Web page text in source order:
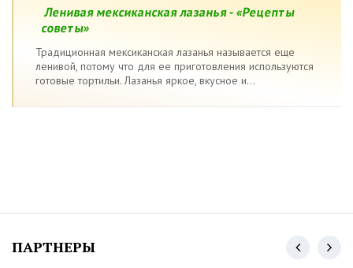
Ленивая мексиканская лазанья - «Рецепты
советы»
Традиционная мексиканская лазанья называется еще
ленивой, потому что для ее приготовления используются
готовые тортильи. Лазанья яркое, вкусное и...
ПАРТНЕРЫ